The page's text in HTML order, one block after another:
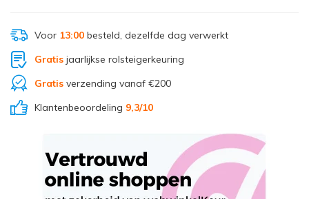
Voor 13:00besteld, dezelfde dag verwerkt
Gratisjaarlijkse rolsteigerkeuring
Gratisverzending vanaf €200
Klantenbeoordeling 9,3/10